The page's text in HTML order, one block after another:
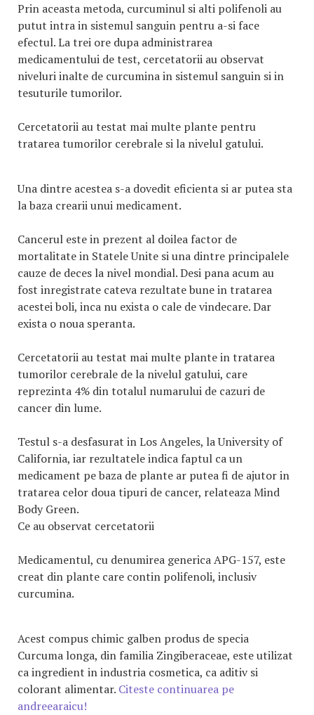
Prin aceasta metoda, curcuminul si alti polifenoli au
putut intra in sistemul sanguin pentru a-si face
efectul. La trei ore dupa administrarea
medicamentului de test, cercetatorii au observat
niveluri inalte de curcumina in sistemul sanguin si in
tesuturile tumorilor.
Cercetatorii au testat mai multe plante pentru
tratarea tumorilor cerebrale si la nivelul gatului.
Una dintre acestea s-a dovedit eficienta si ar putea sta
la baza crearii unui medicament.
Cancerul este in prezent al doilea factor de
mortalitate in Statele Unite si una dintre principalele
cauze de deces la nivel mondial. Desi pana acum au
fost inregistrate cateva rezultate bune in tratarea
acestei boli, inca nu exista o cale de vindecare. Dar
exista o noua speranta.
Cercetatorii au testat mai multe plante in tratarea
tumorilor cerebrale de la nivelul gatului, care
reprezinta 4% din totalul numarului de cazuri de
cancer din lume.
Testul s-a desfasurat in Los Angeles, la University of
California, iar rezultatele indica faptul ca un
medicament pe baza de plante ar putea fi de ajutor in
tratarea celor doua tipuri de cancer, relateaza Mind
Body Green.
Ce au observat cercetatorii
Medicamentul, cu denumirea generica APG-157, este
creat din plante care contin polifenoli, inclusiv
curcumina.
Acest compus chimic galben produs de specia
Curcuma longa, din familia Zingiberaceae, este utilizat
ca ingredient in industria cosmetica, ca aditiv si
colorant alimentar. Citeste continuarea pe
andreearaicu!